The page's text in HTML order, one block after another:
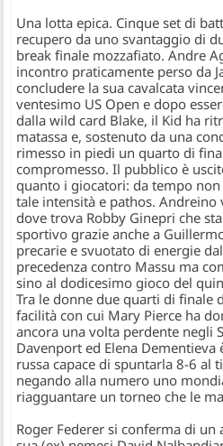
Una lotta epica. Cinque set di
recupero da uno svantaggio di
break finale mozzafiato.Andre
incontro praticamente perso da
concludere la sua cavalcata
ventesimo US Open e dopo
dalla wild card Blake, il Kid ha
matassa e, sostenuto da una
rimesso in piedi un quarto di
compromesso. Il pubblico è
quanto i giocatori: da tempo non
tale intensità e pathos. Andreino
dove trova Robby Ginepri che
sportivo grazie anche a
precarie e svuotato di energie
precedenza contro Massu ma
sino al dodicesimo gioco del
Tra le donne due quarti di finale
facilità con cui Mary Pierce ha
ancora una volta perdente negli
Davenport ed Elena Dementieva
russa capace di spuntarla 8-6 al
negando alla numero uno
riagguantare un torneo che le
Roger Federersi conferma di un